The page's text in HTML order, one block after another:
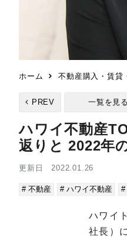
ホーム 不動産購入・賃貸
PREV 一覧を見る
ハワイ不動産
返りと 2022年
更新日 2022.01.26
# 不動産 # ハワイ不動産 #
ハワイ
社長）